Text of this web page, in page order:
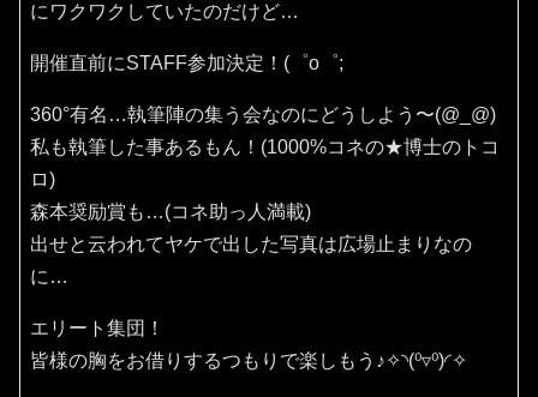
にワクワクしていたのだけど…
開催直前にSTAFF参加決定！(⁠゜⁠o⁠゜⁠;
360°有名…執筆陣の集う会なのにどうしよう〜(⁠@⁠_⁠@⁠)
私も執筆した事あるもん！(1000%コネの★博士のトコ
ロ)
森本奨励賞も…(コネ助っ人満載)
出せと云われてヤケで出した写真は広場止まりなの
に…
エリート集団！
皆様の胸をお借りするつもりで楽しもう♪✧⁠◝⁠(⁠⁰⁠▿⁠⁰⁠)⁠◜⁠✧